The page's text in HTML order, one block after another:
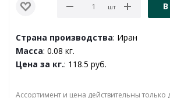
шт
Страна производства: Иран
Масса: 0.08 кг.
Цена за кг.: 118.5 руб.
Ассортимент и цена действительны только